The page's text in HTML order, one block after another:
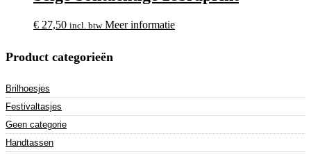
€ 27,50 incl. btw Meer informatie
Product categorieën
Brilhoesjes
Festivaltasjes
Geen categorie
Handtassen